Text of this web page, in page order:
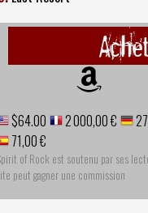
$64.00 2 000,00 €
71,00 €
of Rock est soutenu par ses
peut gagner une commission